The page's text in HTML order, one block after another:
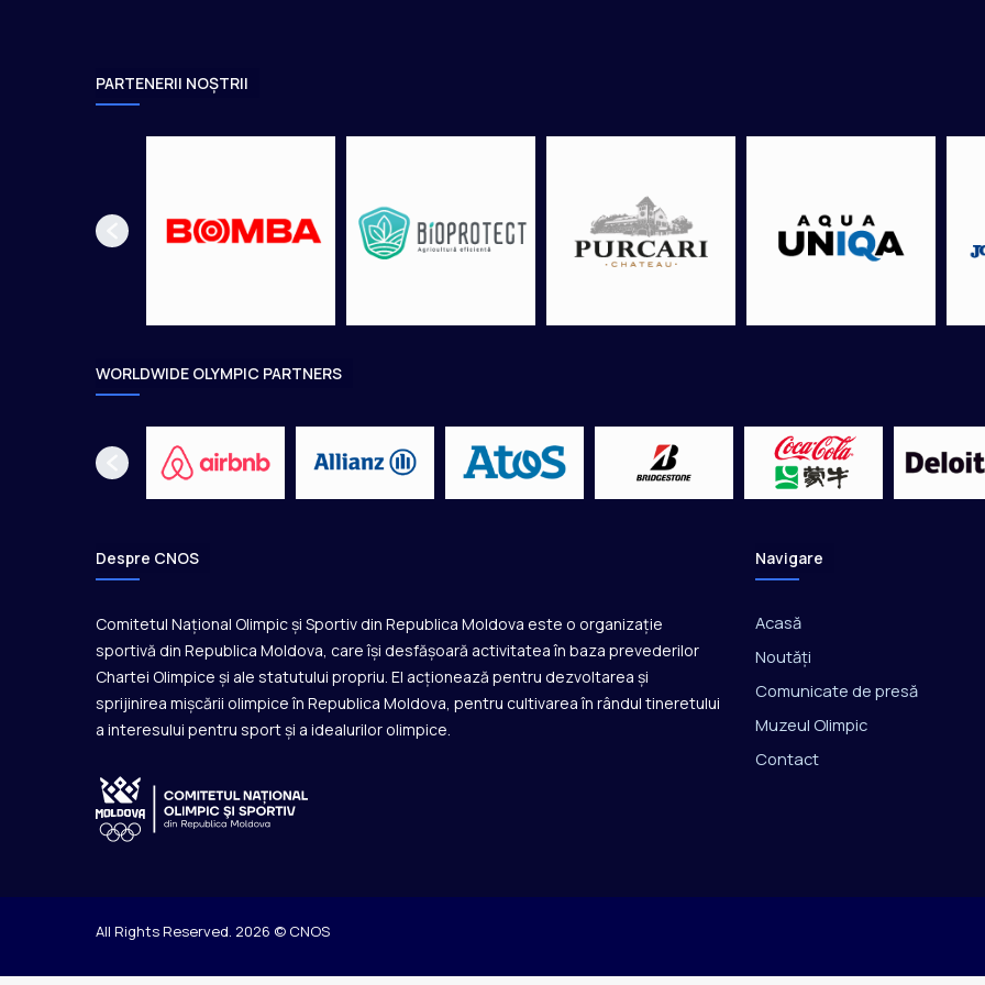
PARTENERII NOȘTRII
WORLDWIDE OLYMPIC PARTNERS
Despre CNOS
Comitetul Național Olimpic și Sportiv din Republica Moldova este o organizație
sportivă din Republica Moldova, care își desfășoară activitatea în baza prevederilor
Chartei Olimpice și ale statutului propriu. El acționează pentru dezvoltarea și
sprijinirea mișcării olimpice în Republica Moldova, pentru cultivarea în rândul tineretului
a interesului pentru sport și a idealurilor olimpice.
Navigare
Acasă
Noutăți
Comunicate de presă
Muzeul Olimpic
Contact
All Rights Reserved. 2026 © CNOS